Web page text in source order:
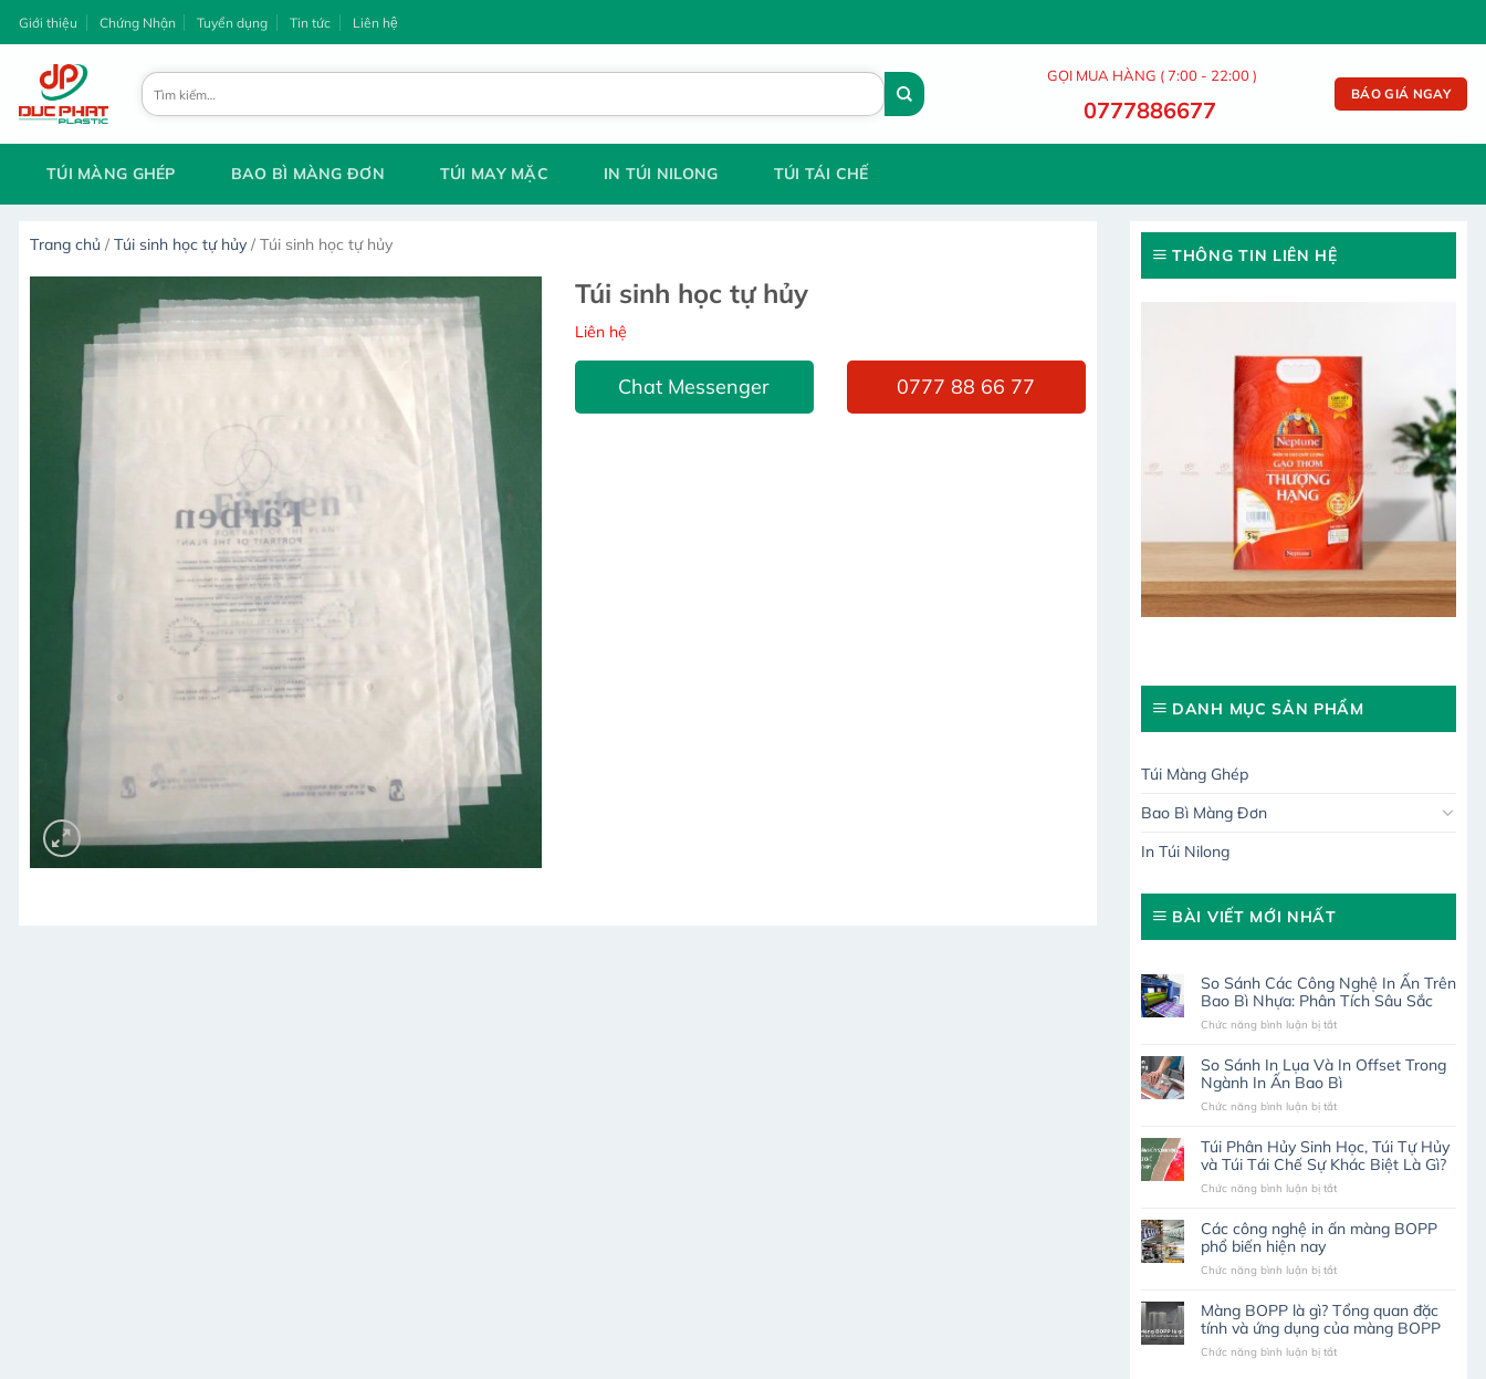
Giới thiệu Chứng Nhận Tuyển dụng Tin tức Liên hệ
Tìm
kiếm:
GỌI MUA HÀNG ( 7:00 - 22:00 )
0777886677
BÁO GIÁ NGAY
TÚI MÀNG GHÉP BAO BÌ MÀNG ĐƠN TÚI MAY MẶC IN TÚI NILONG TÚI TÁI CHẾ
Trang chủ / Túi sinh học tự hủy / Túi sinh học tự hủy
Túi sinh học tự hủy
Liên hệ
Chat Messenger 0777 88 66 77
THÔNG TIN LIÊN HỆ
DANH MỤC SẢN PHẨM
Túi Màng Ghép
Bao Bì Màng Đơn
In Túi Nilong
BÀI VIẾT MỚI NHẤT
So Sánh Các Công Nghệ In Ấn Trên
Bao Bì Nhựa: Phân Tích Sâu Sắc
Chức năng bình luận bị tắtở
Các
Công
Nghệ
Ấn
Trên
Bao
Bì
Phân
Tích
Sắc
So Sánh In Lụa Và In Offset Trong
Ngành In Ấn Bao Bì
Chức năng bình luận bị tắtở
In
Lụa
Và
Offset
Trong
In
Bao
Bì
Túi Phân Hủy Sinh Học, Túi Tự Hủy
và Túi Tái Chế Sự Khác Biệt Là Gì?
Chức năng bình luận bị tắtở
Phân
Hủy
Học,
Tự
Hủy
và
Túi
Các công nghệ in ấn màng BOPP
phổ biến hiện nay
Chức năng bình luận bị tắtở
công
nghệ
in
ấn
Màng BOPP là gì? Tổng quan đặc
tính và ứng dụng của màng BOPP
Chức năng bình luận bị tắtở